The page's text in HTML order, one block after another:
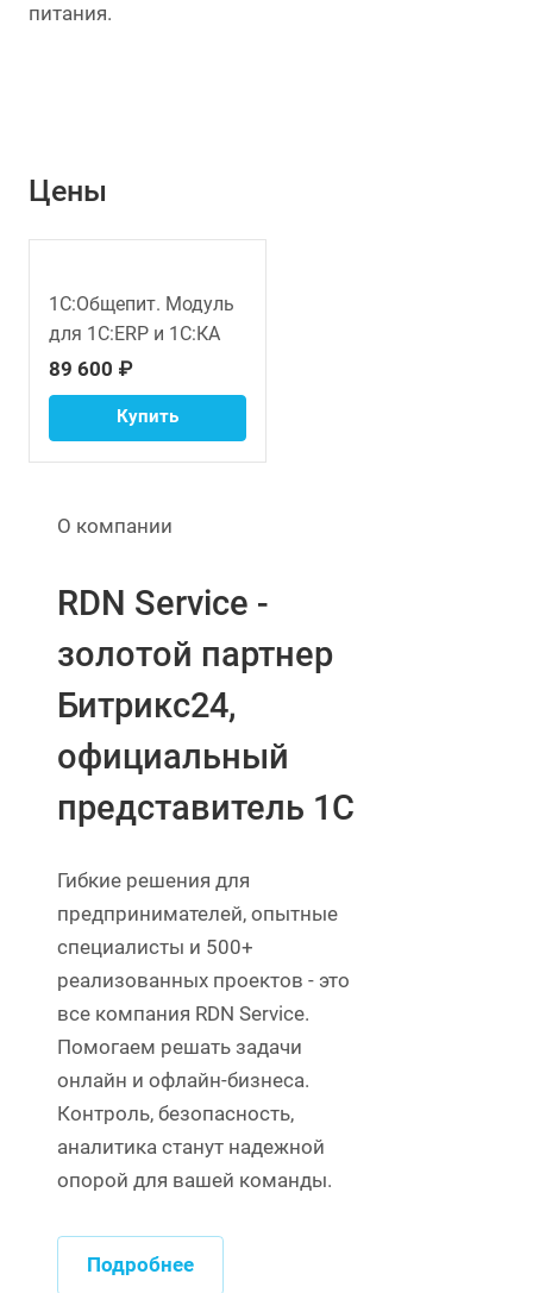
питания.
Цены
1С:Общепит. Модуль
для 1С:ERP и 1С:КА
89 600 ₽
Купить
О компании
RDN Service -
золотой партнер
Битрикс24,
официальный
представитель 1С
Гибкие решения для
предпринимателей, опытные
специалисты и 500+
реализованных проектов - это
все компания RDN Service.
Помогаем решать задачи
онлайн и офлайн-бизнеса.
Контроль, безопасность,
аналитика станут надежной
опорой для вашей команды.
Подробнее